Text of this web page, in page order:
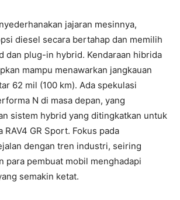
jajaran mesinnya,
diesel secara bertahap dan memilih
dan plug-in hybrid. Kendaraan hibrida
mampu menawarkan jangkauan
62 mil (100 km). Ada spekulasi
N di masa depan, yang
sistem hybrid yang ditingkatkan untuk
RAV4 GR Sport. Fokus pada
dengan tren industri, seiring
para pembuat mobil menghadapi
semakin ketat.